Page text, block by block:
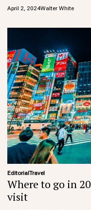
April 2, 2024Walter White
EditorialTravel
Where to go in
visit